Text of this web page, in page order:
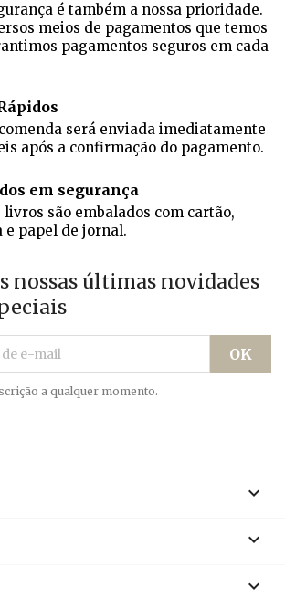
é também a nossa prioridade.
meios de pagamentos que temos
pagamentos seguros em cada
será enviada imediatamente
após a confirmação do pagamento.
em segurança
livros são embalados com cartão,
e papel de jornal.
nossas últimas novidades
a qualquer momento.


